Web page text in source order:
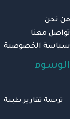
من نحن
تواصل معنا
سياسة الخصوصية
الوسوم
ترجمة تقارير طبية